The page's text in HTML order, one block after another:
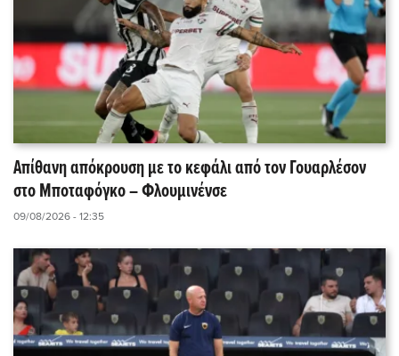
Απίθανη απόκρουση με το κεφάλι από τον Γουαρλέσον
στο Μποταφόγκο – Φλουμινένσε
09/08/2026 - 12:35